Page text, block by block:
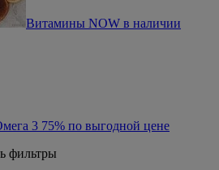
Витамины NOW в наличии
3 75% по выгодной цене
фильтры